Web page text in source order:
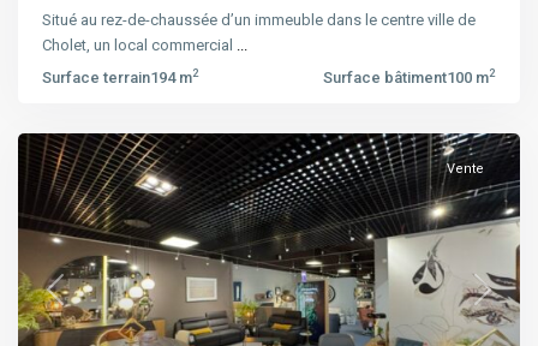
Situé au rez-de-chaussée d’un immeuble dans le centre ville de
Cholet, un local commercial
Surface terrain194 m2 Surface bâtiment100 m2
Previous Next
Vente